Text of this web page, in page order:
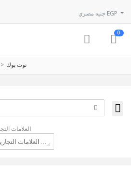
جنيه مصري EGP
0
نوت بوك
العلامات
جميع العلامات التجارية